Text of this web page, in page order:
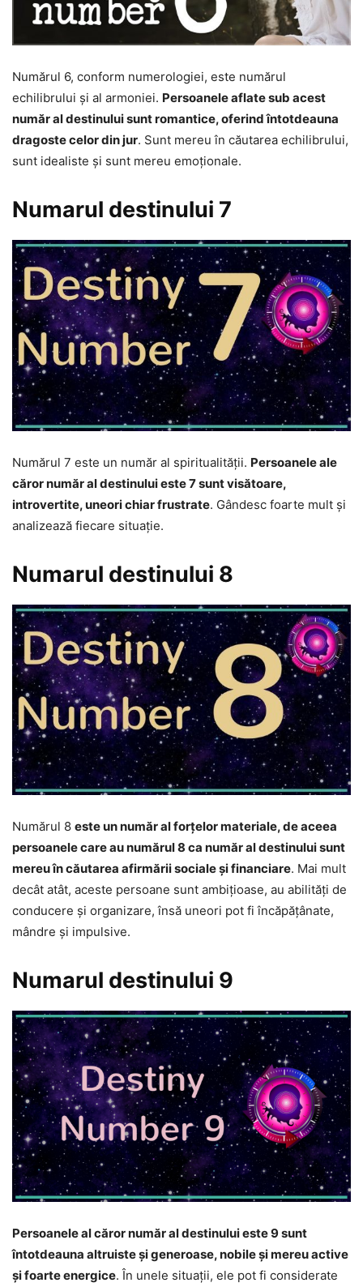
Numărul 6, conform numerologiei, este numărul
echilibrului și al armoniei. Persoanele aflate sub acest
număr al destinului sunt romantice, oferind întotdeauna
dragoste celor din jur. Sunt mereu în căutarea echilibrului,
sunt idealiste și sunt mereu emoționale.
Numarul destinului 7
Numărul 7 este un număr al spiritualității. Persoanele ale
căror număr al destinului este 7 sunt visătoare,
introvertite, uneori chiar frustrate. Gândesc foarte mult și
analizează fiecare situație.
Numarul destinului 8
Numărul 8 este un număr al forțelor materiale, de aceea
persoanele care au numărul 8 ca număr al destinului sunt
mereu în căutarea afirmării sociale și financiare. Mai mult
decât atât, aceste persoane sunt ambițioase, au abilități de
conducere și organizare, însă uneori pot fi încăpățânate,
mândre și impulsive.
Numarul destinului 9
Persoanele al căror număr al destinului este 9 sunt
întotdeauna altruiste și generoase, nobile și mereu active
și foarte energice. În unele situații, ele pot fi considerate